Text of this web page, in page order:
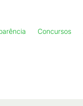
Concursos